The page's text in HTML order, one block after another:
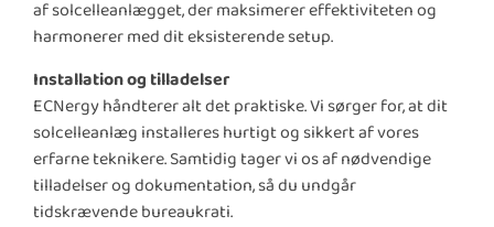
af solcelleanlægget, der maksimerer effektiviteten og
harmonerer med dit eksisterende setup.
Installation og tilladelser
ECNergy håndterer alt det praktiske. Vi sørger for, at dit
solcelleanlæg installeres hurtigt og sikkert af vores
erfarne teknikere. Samtidig tager vi os af nødvendige
tilladelser og dokumentation, så du undgår
tidskrævende bureaukrati.